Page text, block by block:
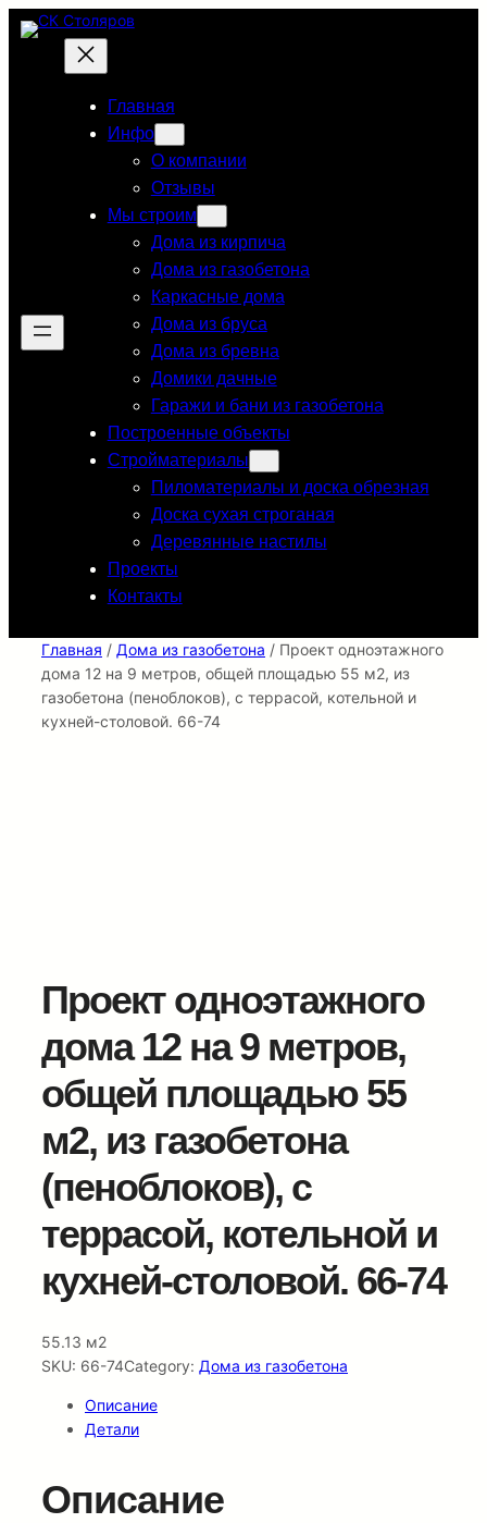
Перейти
содержимому
Главная
Инфо
О компании
Отзывы
Мы строим
Дома из кирпича
Дома из газобетона
Каркасные дома
Дома из бруса
Дома из бревна
Домики дачные
Гаражи и бани из газобетона
Построенные объекты
Стройматериалы
Пиломатериалы и доска обрезная
Доска сухая строганая
Деревянные настилы
Проекты
Контакты
Главная / Дома из газобетона / Проект одноэтажного
дома 12 на 9 метров, общей площадью 55 м2, из
газобетона (пеноблоков), c террасой, котельной и
кухней-столовой. 66-74
Проект одноэтажного
дома 12 на 9 метров,
общей площадью 55
м2, из газобетона
(пеноблоков), c
террасой, котельной и
кухней-столовой. 66-74
55.13 м2
SKU: 66-74Category: Дома из газобетона
Описание
Детали
Описание